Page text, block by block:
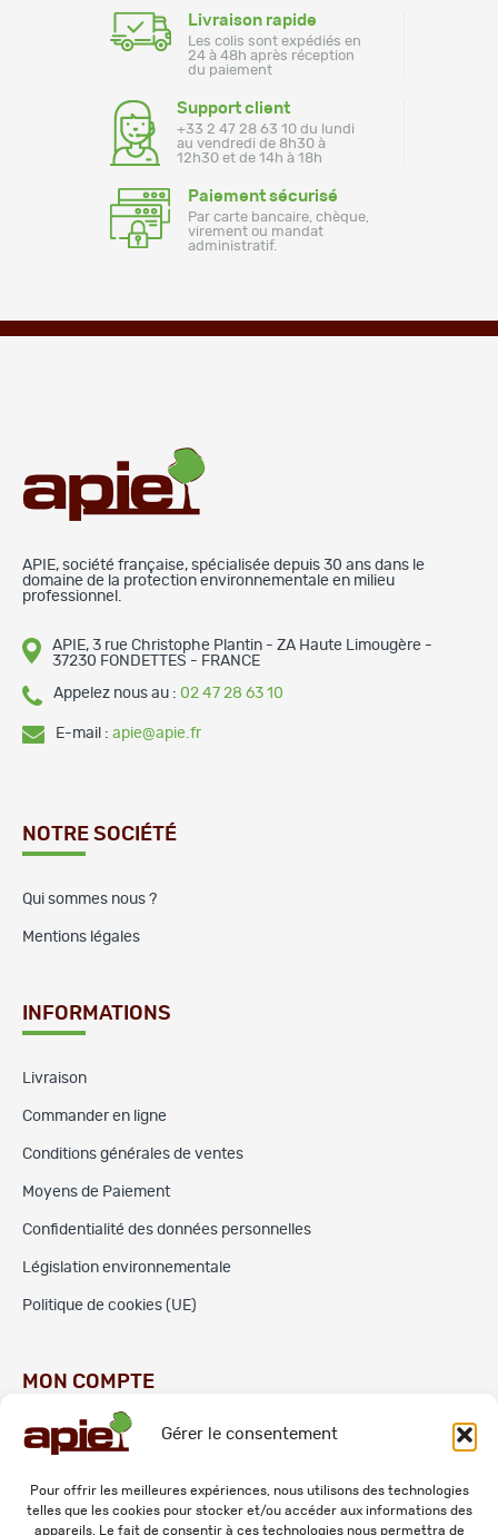
Gérer le consentement
Pour offrir les meilleures expériences, nous utilisons des technologies
telles que les cookies pour stocker et/ou accéder aux informations des
appareils. Le fait de consentir à ces technologies nous permettra de
Livraison rapide
Les colis sont expédiés en
24 à 48h après réception
du paiement
Support client
+33 2 47 28 63 10 du lundi
au vendredi de 8h30 à
12h30 et de 14h à 18h
Paiement sécurisé
Par carte bancaire, chèque,
virement ou mandat
administratif.
APIE, société française, spécialisée depuis 30 ans dans le
domaine de la protection environnementale en milieu
professionnel.
APIE, 3 rue Christophe Plantin - ZA Haute Limougère -
37230 FONDETTES - FRANCE
Appelez nous au : 02 47 28 63 10
E-mail : apie@apie.fr
NOTRE SOCIÉTÉ
Qui sommes nous ?
Mentions légales
INFORMATIONS
Livraison
Commander en ligne
Conditions générales de ventes
Moyens de Paiement
Confidentialité des données personnelles
Législation environnementale
Politique de cookies (UE)
MON COMPTE
Commandes
Adresses
Mes informations personnelles